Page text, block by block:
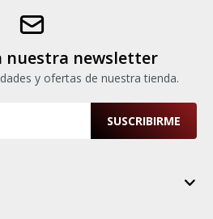
nuestra newsletter
y ofertas de nuestra tienda.
SUSCRIBIRME